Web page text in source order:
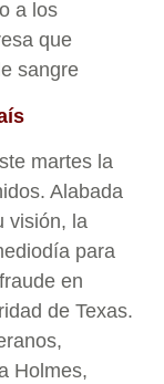
a los
que
sangre
martes la
Alabada
visión, la
para
en
de Texas.
Holmes,